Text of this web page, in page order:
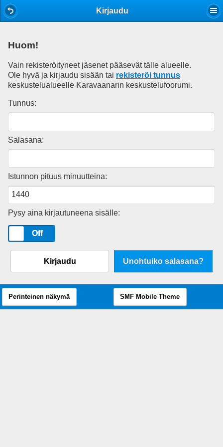
Kirjaudu
Huom!
Vain rekisteröityneet jäsenet pääsevät tälle alueelle.
Ole hyvä ja kirjaudu sisään tai rekisteröi tunnus
keskustelualueelle Karavaanarin keskustelufoorumi.
Tunnus:
Salasana:
Istunnon pituus minuutteina:
Pysy aina kirjautuneena sisälle:
Off
Kirjaudu Unohtuiko salasana?
Perinteinen näkymä SMF Mobile Theme